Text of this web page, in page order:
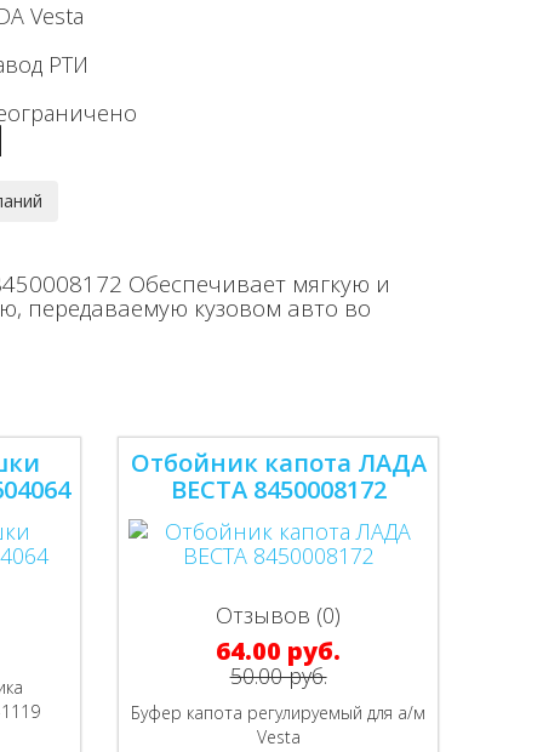
Vesta
РТИ
Обеспечивает мягкую и
передаваемую кузовом авто во
Отбойник капота ЛАДА
ВЕСТА 8450008172
Отзывов (0)
64.00 руб.
50.00 руб.
Буфер капота регулируемый для а/м
Vesta